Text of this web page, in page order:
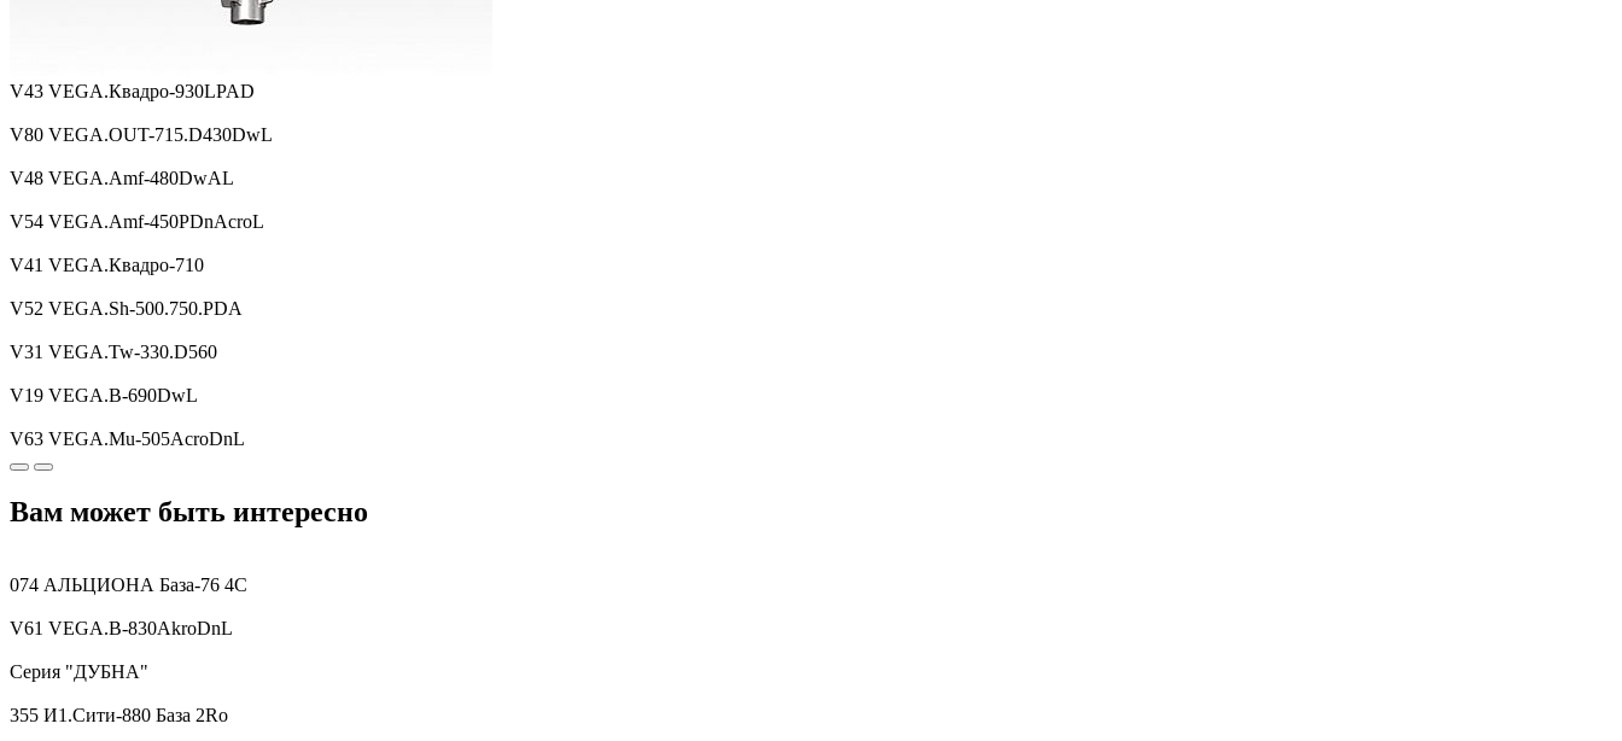
V43 VEGA.Квадро-930LPAD
V80 VEGA.OUT-715.D430DwL
V48 VEGA.Amf-480DwAL
V54 VEGA.Amf-450PDnAcroL
V41 VEGA.Квадро-710
V52 VEGA.Sh-500.750.PDA
V31 VEGA.Tw-330.D560
V19 VEGA.B-690DwL
V63 VEGA.Mu-505AcroDnL
Вам может быть интересно
074 АЛЬЦИОНА База-76 4C
V61 VEGA.B-830AkroDnL
Серия "ДУБНА"
355 И1.Сити-880 База 2Ro